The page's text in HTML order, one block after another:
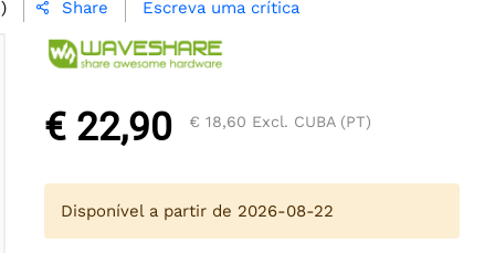
 Share Escreva uma crítica
€ 22,90 € 18,60 Excl. CUBA (PT)
Disponível a partir de 2026-08-22